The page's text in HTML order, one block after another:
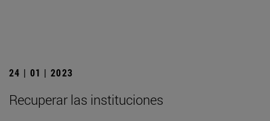
24 | 01 | 2023
Recuperar las instituciones